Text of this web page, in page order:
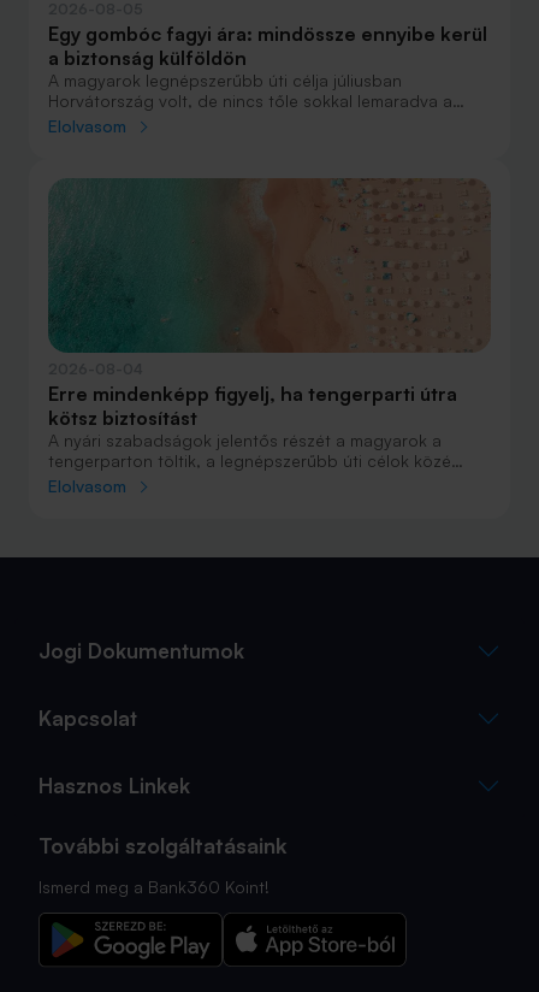
Egy gombóc fagyi ára: mindössze ennyibe kerül
a biztonság külföldön
A magyarok legnépszerűbb úti célja júliusban
Horvátország volt, de nincs tőle sokkal lemaradva a
júniust megnyerő Olaszország sem. A tengerparti
nyaralásnak, mint repülővel.
Elolvasom
Erre mindenképp figyelj, ha tengerparti útra
kötsz biztosítást
A nyári szabadságok jelentős részét a magyarok a
tengerparton töltik, a legnépszerűbb úti célok közé
Horvátország, Olaszország és Görögország tartozik. A
sokszor az utolsó pillanatra marad.
Elolvasom
Jogi Dokumentumok
Kapcsolat
Hasznos Linkek
További szolgáltatásaink
Ismerd meg a Bank360 Koint!